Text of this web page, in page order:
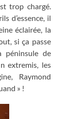
trop chargé.
d’essence, il
éclairée, la
si ça passe
péninsule de
extremis, les
Raymond
» !